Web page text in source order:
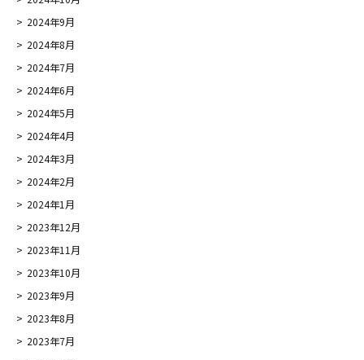
2024年9月
2024年8月
2024年7月
2024年6月
2024年5月
2024年4月
2024年3月
2024年2月
2024年1月
2023年12月
2023年11月
2023年10月
2023年9月
2023年8月
2023年7月